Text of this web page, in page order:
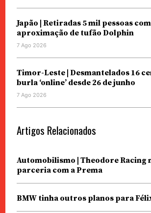
Japão | Retiradas 5 mil pessoas com
aproximação de tufão Dolphin
7 Ago 2026
Timor-Leste | Desmantelados 16
burla ‘online’ desde 26 de junho
7 Ago 2026
Artigos Relacionados
Automobilismo | Theodore Racing
parceria com a Prema
BMW tinha outros planos para